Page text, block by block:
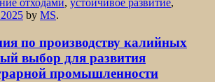
отходами, устойчивое развитие,
by MS.
по производству калийных
выбор для развития
промышленности